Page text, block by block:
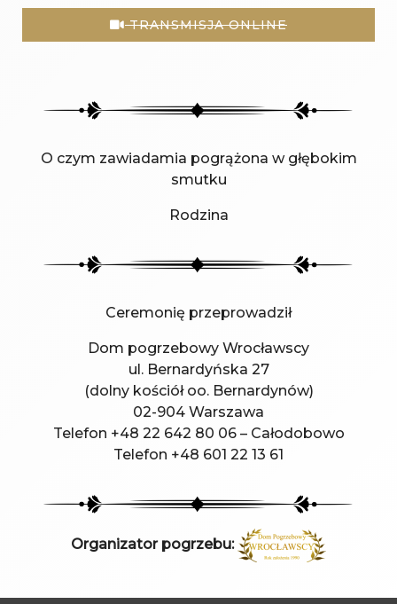
TRANSMISJA ONLINE
O czym zawiadamia pogrążona w głębokim
smutku
Rodzina
Ceremonię przeprowadził
Dom pogrzebowy Wrocławscy
ul. Bernardyńska 27
(dolny kościół oo. Bernardynów)
02-904 Warszawa
Telefon +48 22 642 80 06 – Całodobowo
Telefon +48 601 22 13 61
Organizator pogrzebu: